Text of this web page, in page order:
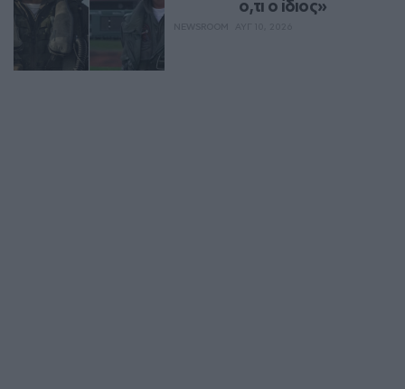
ό,τι ο ίδιος»